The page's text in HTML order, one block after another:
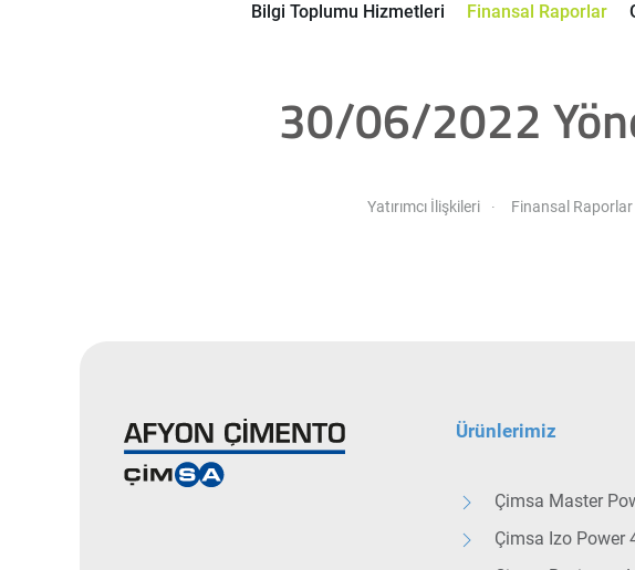
Bilgi Toplumu Hizmetleri Finansal Raporlar
30/06/2022
Yatırımcı İlişkileri Finansal Raporlar
Ürünlerimiz
Çimsa Master
Çimsa Izo Power